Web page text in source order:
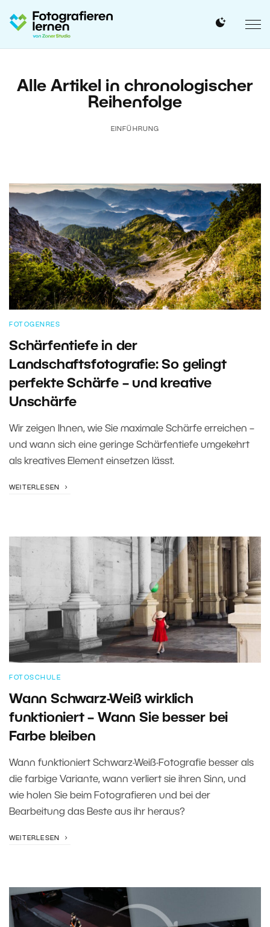
Alle Artikel in chronologischer
Reihenfolge
EINFÜHRUNG
FOTOGENRES
Schärfentiefe in der
Landschaftsfotografie: So gelingt
perfekte Schärfe – und kreative
Unschärfe
Wir zeigen Ihnen, wie Sie maximale Schärfe erreichen –
und wann sich eine geringe Schärfentiefe umgekehrt
als kreatives Element einsetzen lässt.
WEITERLESEN
FOTOSCHULE
Wann Schwarz-Weiß wirklich
funktioniert – Wann Sie besser bei
Farbe bleiben
Wann funktioniert Schwarz-Weiß-Fotografie besser als
die farbige Variante, wann verliert sie ihren Sinn, und
wie holen Sie beim Fotografieren und bei der
Bearbeitung das Beste aus ihr heraus?
WEITERLESEN